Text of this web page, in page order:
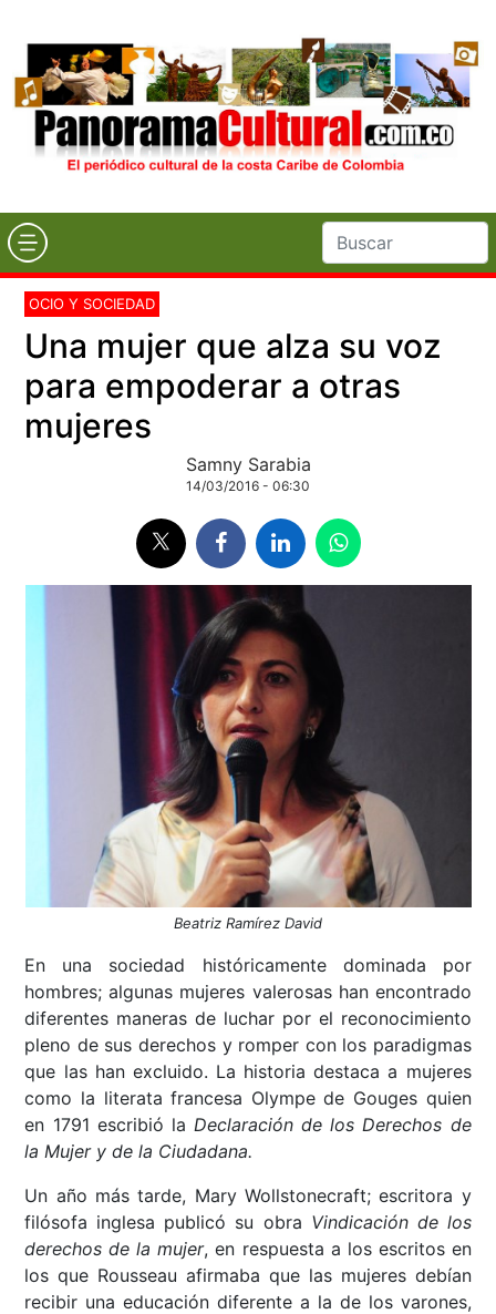
OCIO Y SOCIEDAD
Una mujer que alza su voz
para empoderar a otras
mujeres
Samny Sarabia
14/03/2016 - 06:30
Beatriz Ramírez David
En una sociedad históricamente dominada por
hombres; algunas mujeres valerosas han encontrado
diferentes maneras de luchar por el reconocimiento
pleno de sus derechos y romper con los paradigmas
que las han excluido. La historia destaca a mujeres
como la literata francesa Olympe de Gouges quien
en 1791 escribió la Declaración de los Derechos de
la Mujer y de la Ciudadana.
Un año más tarde, Mary Wollstonecraft; escritora y
filósofa inglesa publicó su obra Vindicación de los
derechos de la mujer, en respuesta a los escritos en
los que Rousseau afirmaba que las mujeres debían
recibir una educación diferente a la de los varones,